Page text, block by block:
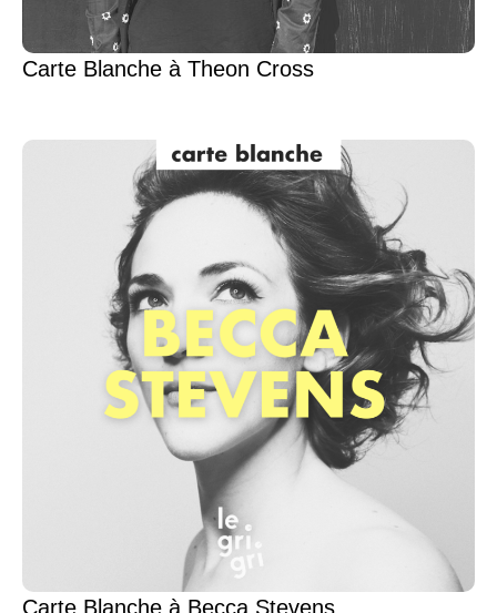
Carte Blanche à Theon Cross
Carte Blanche à Becca Stevens